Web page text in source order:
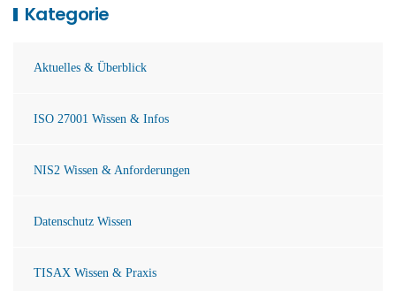
Kategorie
Aktuelles & Überblick
ISO 27001 Wissen & Infos
NIS2 Wissen & Anforderungen
Datenschutz Wissen
TISAX Wissen & Praxis